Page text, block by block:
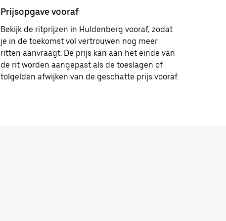
Prijsopgave vooraf
Bekijk de ritprijzen in Huldenberg vooraf, zodat
je in de toekomst vol vertrouwen nog meer
ritten aanvraagt. De prijs kan aan het einde van
de rit worden aangepast als de toeslagen of
tolgelden afwijken van de geschatte prijs vooraf.